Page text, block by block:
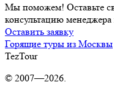
Мы поможем! Оставьте
консультацию менеджера
Оставить заявку
Горящие туры из Москвы
TezTour
© 2007—2026.